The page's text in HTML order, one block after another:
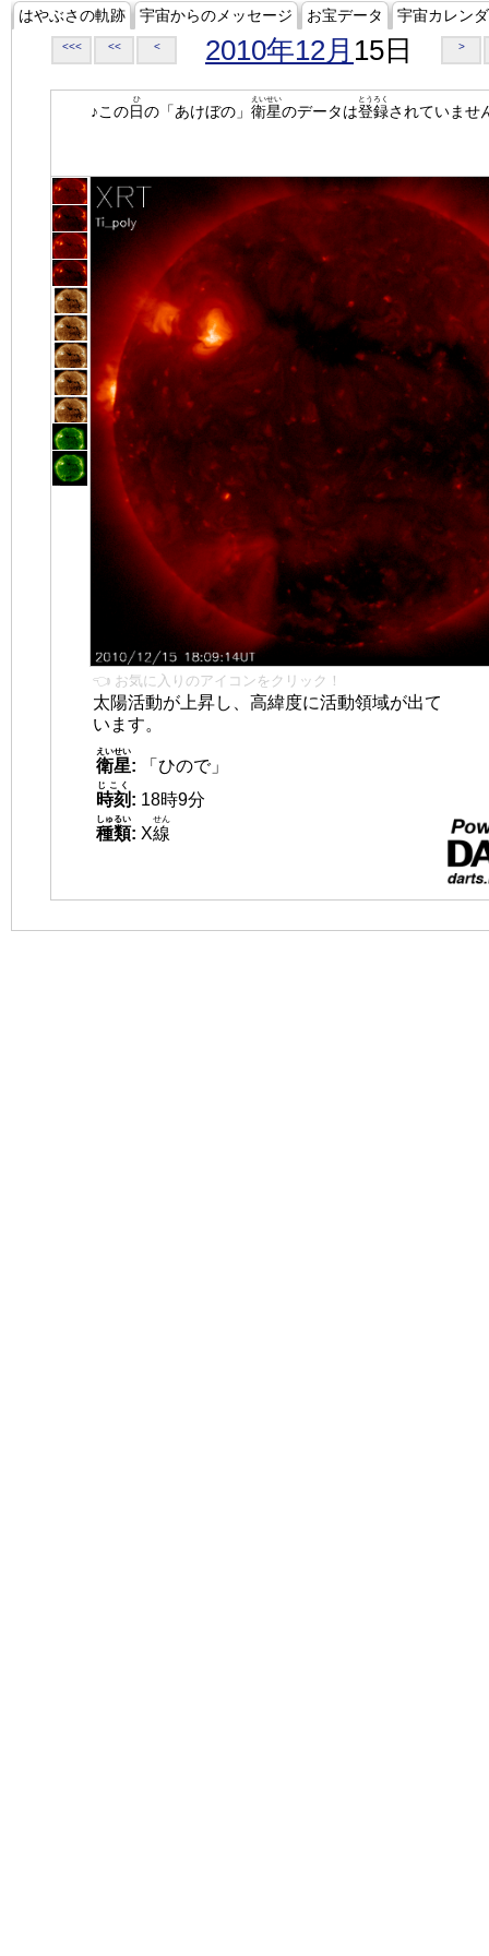
はやぶさの軌跡 宇宙からのメッセージ お宝データ 宇宙カレン
<<< << < 2010年12月 15日 >
♪この日
ひ
の「あけぼの」 衛星
えいせい
のデータは登録
とうろく
されていませ
👈 お気に入りのアイコンをクリック！
太陽活動が上昇し、高緯度に活動領域が出て
います。
衛星
えいせい
:
「ひので」
時刻
じこく
: 18時9分
種類
しゅるい
: X線
せん